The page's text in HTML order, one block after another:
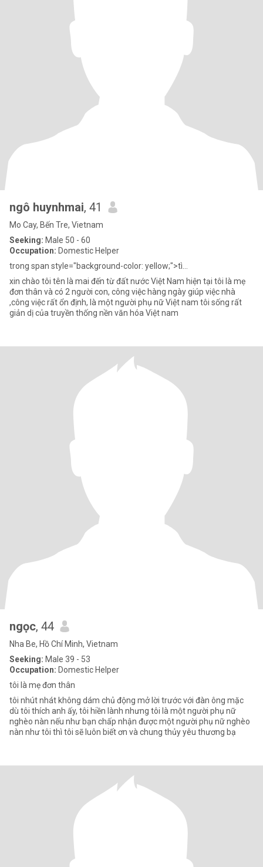
ngô huynhmai, 41
Mo Cay, Bến Tre, Vietnam
Seeking: Male 50 - 60
Occupation: Domestic Helper
trong span style="background-color: yellow;">tì...
xin chào tôi tên là mai đến từ đất nước Việt Nam hiện tại tôi là mẹ
đơn thân và có 2 người con, công việc hàng ngày giúp việc nhà
,công việc rất ổn định, là một người phụ nữ Việt nam tôi sống rất
giản dị của truyền thống nền văn hóa Việt nam
ngọc, 44
Nha Be, Hồ Chí Minh, Vietnam
Seeking: Male 39 - 53
Occupation: Domestic Helper
tôi là mẹ đơn thân
tôi nhút nhát không dám chủ động mở lời trước với đàn ông mặc
dù tôi thích anh ấy, tôi hiền lành nhưng tôi là một người phụ nữ
nghèo nàn nếu như bạn chấp nhận được một người phụ nữ nghèo
nàn như tôi thì tôi sẽ luôn biết ơn và chung thủy yêu thương bạ